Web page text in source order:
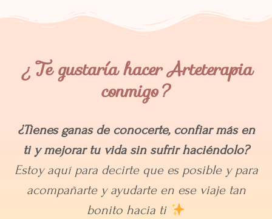
¿Te gustaría hacer Arteterapia
conmigo?
¿Tienes ganas de conocerte, confiar más en
ti y mejorar tu vida sin sufrir haciéndolo?
Estoy aquí para decirte que es posible y para
acompañarte y ayudarte en ese viaje tan
bonito hacia ti